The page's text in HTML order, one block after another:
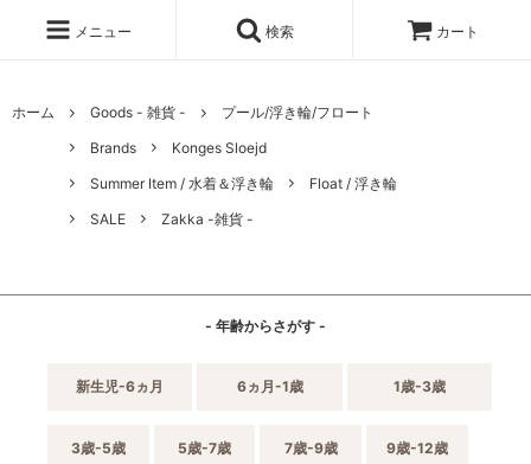
メニュー 検索 カート
ホーム Goods - 雑貨 -
プール/浮き輪/フロート
Brands
Konges Sloejd
Summer Item / 水着＆浮き輪
Float / 浮き輪
SALE
Zakka -雑貨 -
- 年齢からさがす -
新生児-6ヵ月 6ヵ月-1歳 1歳-3歳
3歳-5歳 5歳-7歳 7歳-9歳 9歳-12歳